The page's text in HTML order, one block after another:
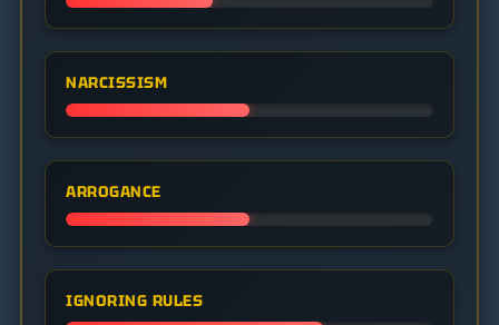
NARCISSISM
ARROGANCE
IGNORING RULES